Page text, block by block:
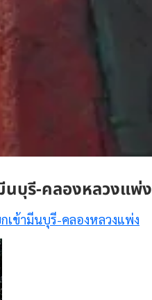
นบุรี-คลองหลวงแพ่ง
เข้ามีนบุรี-คลองหลวงแพ่ง